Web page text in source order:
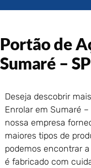
Portão de
Sumaré – SP
Deseja descobrir
Enrolar em Sumaré
nossa empresa
maiores tipos de
podemos encontrar
é fabricado com